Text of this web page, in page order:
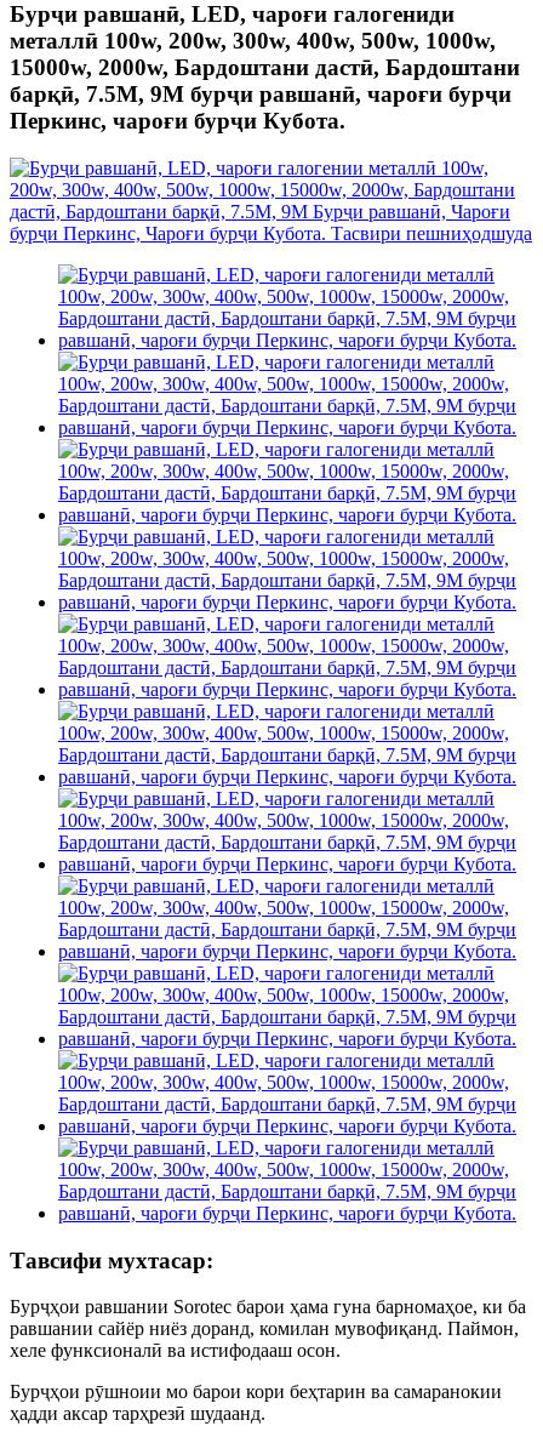
Бурҷи равшанӣ, LED, чароғи галогениди
металлӣ 100w, 200w, 300w, 400w, 500w, 1000w,
15000w, 2000w, Бардоштани дастӣ, Бардоштани
барқӣ, 7.5M, 9M бурҷи равшанӣ, чароғи бурҷи
Перкинс, чароғи бурҷи Кубота.
Тавсифи мухтасар:
Бурҷҳои равшании Sorotec барои ҳама гуна барномаҳое, ки ба
равшании сайёр ниёз доранд, комилан мувофиқанд. Паймон,
хеле функсионалӣ ва истифодааш осон.
Бурҷҳои рӯшноии мо барои кори беҳтарин ва самаранокии
ҳадди аксар тарҳрезӣ шудаанд.